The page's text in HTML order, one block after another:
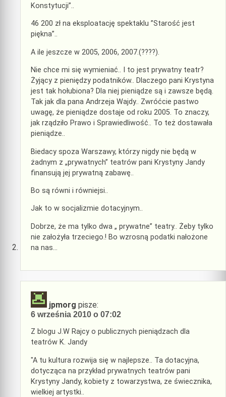
Konstytucji”..
46 200 zł na eksploatację spektaklu ”Starość jest
piękna”..
A ile jeszcze w 2005, 2006, 2007.(????).
Nie chce mi się wymieniać.. I to jest prywatny teatr?
Żyjący z pieniędzy podatników.. Dlaczego pani Krystyna
jest tak hołubiona? Dla niej pieniądze są i zawsze będą.
Tak jak dla pana Andrzeja Wajdy.. Zwróćcie pastwo
uwagę, że pieniądze dostaje od roku 2005. To znaczy,
jak rządziło Prawo i Sprawiedliwość.. To też dostawała
pieniądze..
Biedacy spoza Warszawy, którzy nigdy nie będą w
żadnym z „prywatnych” teatrów pani Krystyny Jandy
finansują jej prywatną zabawę..
Bo są równi i równiejsi..
Jak to w socjalizmie dotacyjnym..
Dobrze, że ma tylko dwa „ prywatne” teatry.. Żeby tylko
nie założyła trzeciego.! Bo wzrosną podatki nałożone
na nas…
jpmorg pisze:
6 września 2010 o 07:02
Z blogu J.W Rajcy o publicznych pieniądzach dla
teatrów K. Jandy
"A tu kultura rozwija się w najlepsze.. Ta dotacyjna,
dotycząca na przykład prywatnych teatrów pani
Krystyny Jandy, kobiety z towarzystwa, ze świecznika,
wielkiej artystki..